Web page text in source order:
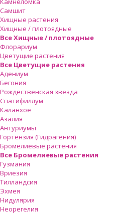
Самшит
Хищные растения
Хищные / плотоядные
Все Хищные / плотоядные
Флорариум
Цветущие растения
Все Цветущие растения
Адениум
Бегония
Рождественская звезда
Спатифиллум
Каланхое
Азалия
Антуриумы
Гортензия (Гидрагения)
Бромелиевые растения
Все Бромелиевые растения
Гузмания
Вриезия
Тилландсия
Эхмея
Нидулярия
Неорегелия